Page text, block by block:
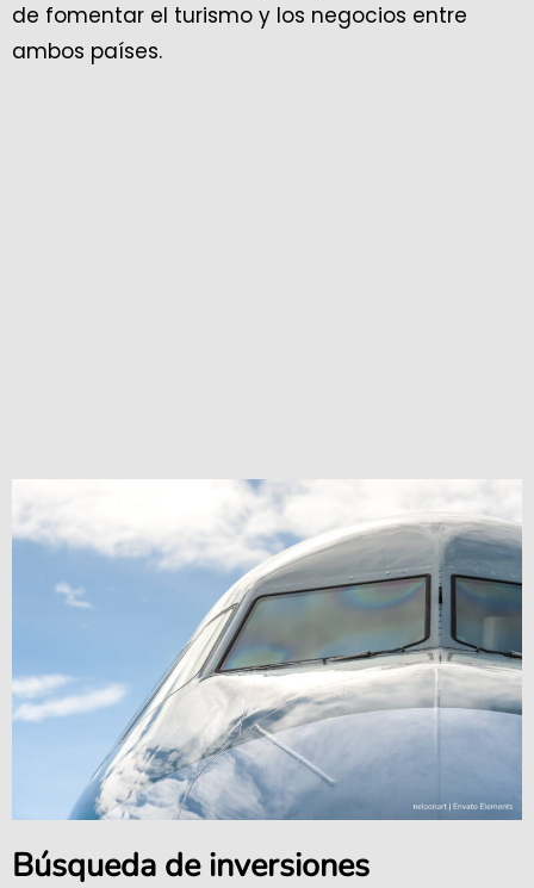
de fomentar el turismo y los negocios entre
ambos países.
Búsqueda de inversiones